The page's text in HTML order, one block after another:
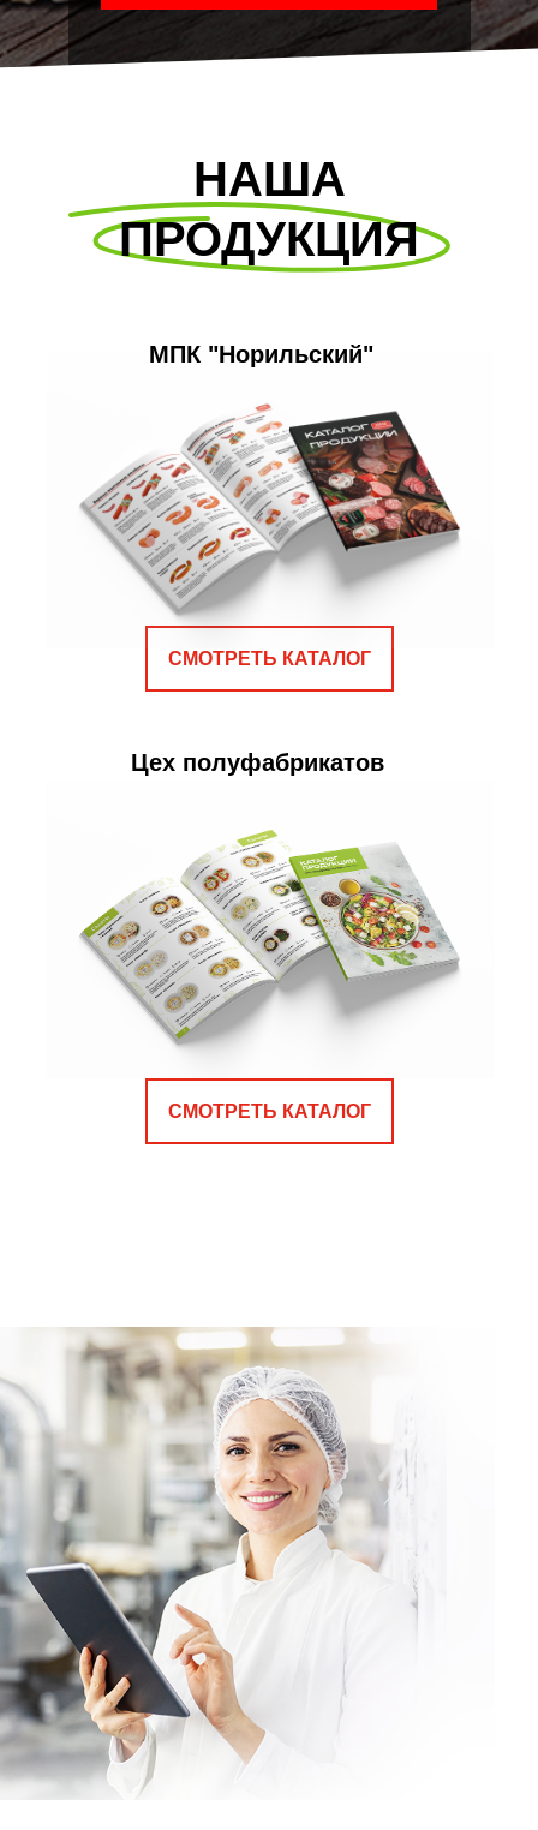
СМОТРЕТЬ КАТАЛОГ
СМОТРЕТЬ КАТАЛОГ
Цех полуфабрикатов
НАША
ПРОДУКЦИЯ
МПК "Норильский"